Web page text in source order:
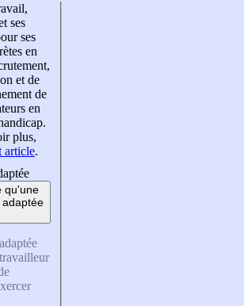
ses
ses
en
et de
de
en
plus,
article.
qu'une